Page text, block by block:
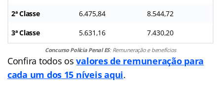
2ª Classe 6.475,84 8.544,72
3ª Classe 5.631,16 7.430,20
Concurso Polícia Penal ES: Remuneração e benefícios
Confira todos osvalores de remuneração para
cada um dos 15 níveis aqui.